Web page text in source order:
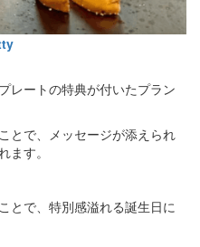
レートの特典が付いたプラン
とで、メッセージが添えられ
ます。
とで、特別感溢れる誕生日に